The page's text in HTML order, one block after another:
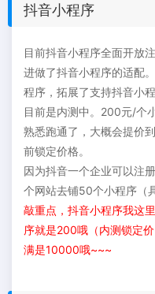
抖音小程序
目前抖音小程序全面开放
进做了抖音小程序的适配
程序，拓展了支持抖音小程
目前是内测中。200元/个
熟悉跑通了，大概会提价
前锁定价格。
因为抖音一个企业可以注
个网站去铺50个小程序（
敲重点，抖音小程序我这
序就是200哦（内测锁定
满是10000哦~~~